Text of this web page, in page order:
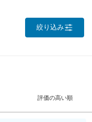
絞り込み
評価の高い順